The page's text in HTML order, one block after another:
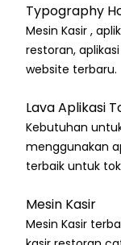
Typography
Mesin Kasir ,
restoran,
website terbaru.
Lava Aplikasi
Kebutuhan
menggunakan
terbaik untuk
Mesin Kasir
Mesin Kasir